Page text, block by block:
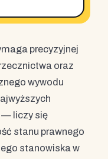
precyzyjnej
oraz
wywodu
— liczy się
stanu prawnego
stanowiska w